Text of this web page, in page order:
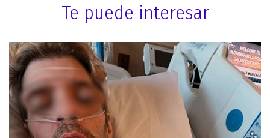
Te puede interesar